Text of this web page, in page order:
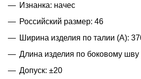
Изнанка: начес
Российский размер: 46
Ширина изделия по талии (A):
Длина изделия по боковому шву
Допуск: ±20